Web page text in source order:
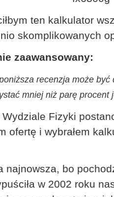
ten kalkulator
skomplikowanych
zaawansowany:
recenzja może
mniej niż parę procent
Fizyki
ofertę i wybrałem
najnowsza, bo
w 2002 roku